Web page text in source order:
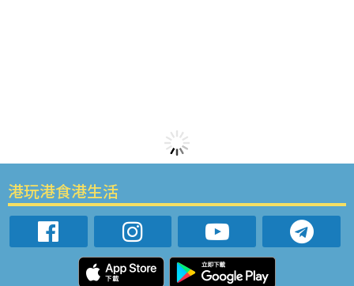
港玩港食港生活